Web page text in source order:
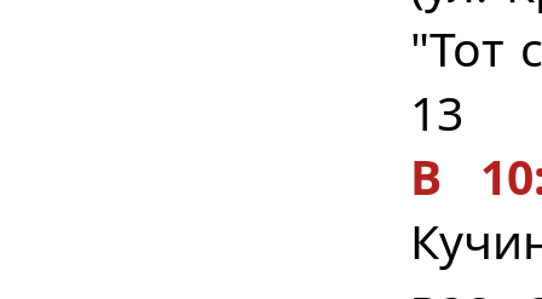
"Тот
13
В